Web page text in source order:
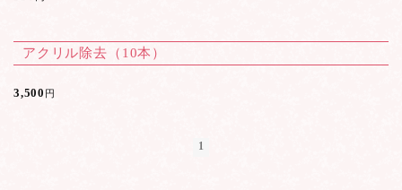
アクリル除去（10本）
3,500 円
1